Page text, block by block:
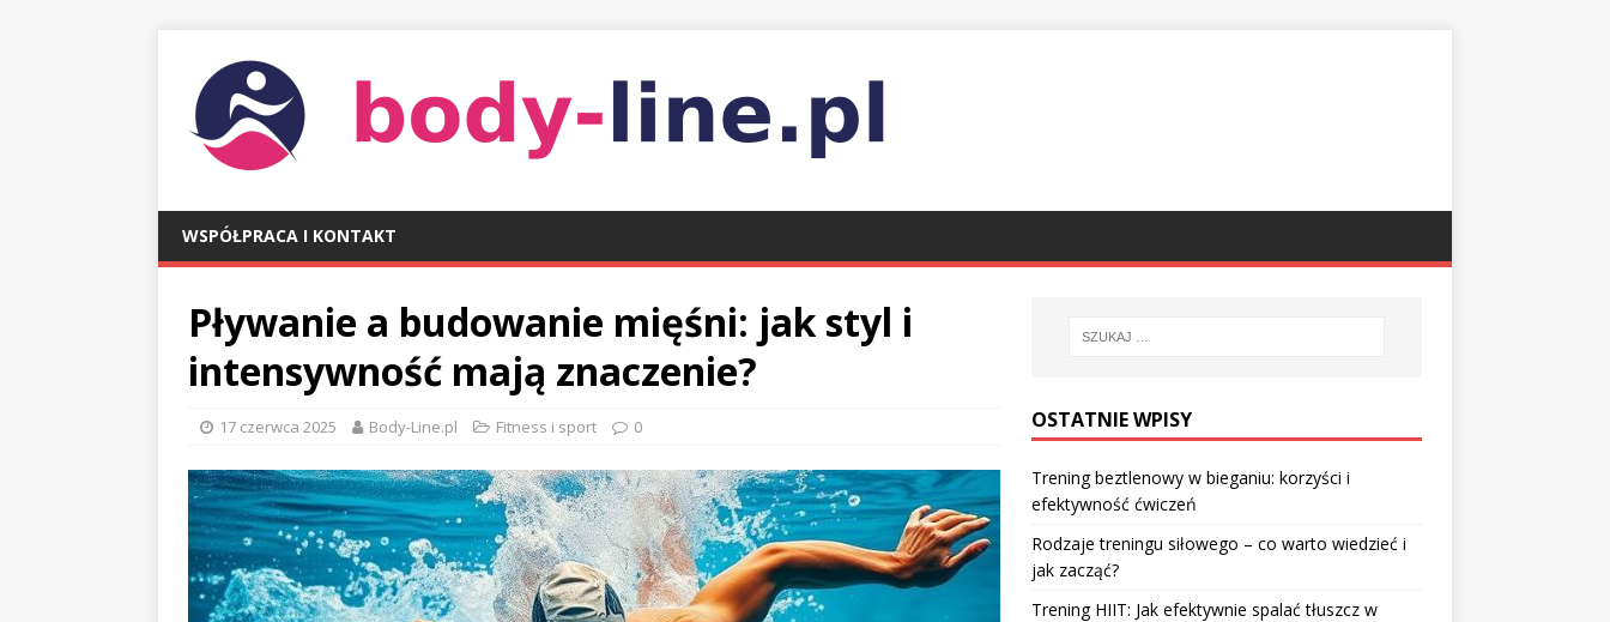
WSPÓŁPRACA I KONTAKT
Pływanie a budowanie mięśni: jak styl i
intensywność mają znaczenie?
17 czerwca 2025 Body-Line.pl Fitness i sport 0 OSTATNIE WPISY
Trening beztlenowy w bieganiu: korzyści i
efektywność ćwiczeń
Rodzaje treningu siłowego – co warto wiedzieć i
jak zacząć?
Trening HIIT: Jak efektywnie spalać tłuszcz w